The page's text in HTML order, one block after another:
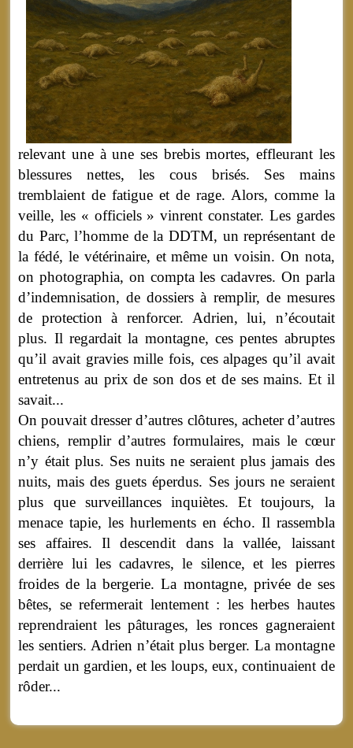
relevant une à une ses brebis mortes, effleurant les
blessures nettes, les cous brisés. Ses mains
tremblaient de fatigue et de rage. Alors, comme la
veille, les « officiels » vinrent constater. Les gardes
du Parc, l’homme de la DDTM, un représentant de
la fédé, le vétérinaire, et même un voisin. On nota,
on photographia, on compta les cadavres. On parla
d’indemnisation, de dossiers à remplir, de mesures
de protection à renforcer. Adrien, lui, n’écoutait
plus. Il regardait la montagne, ces pentes abruptes
qu’il avait gravies mille fois, ces alpages qu’il avait
entretenus au prix de son dos et de ses mains. Et il
savait...
On pouvait dresser d’autres clôtures, acheter d’autres
chiens, remplir d’autres formulaires, mais le cœur
n’y était plus. Ses nuits ne seraient plus jamais des
nuits, mais des guets éperdus. Ses jours ne seraient
plus que surveillances inquiètes. Et toujours, la
menace tapie, les hurlements en écho. Il rassembla
ses affaires. Il descendit dans la vallée, laissant
derrière lui les cadavres, le silence, et les pierres
froides de la bergerie. La montagne, privée de ses
bêtes, se refermerait lentement : les herbes hautes
reprendraient les pâturages, les ronces gagneraient
les sentiers. Adrien n’était plus berger. La montagne
perdait un gardien, et les loups, eux, continuaient de
rôder...